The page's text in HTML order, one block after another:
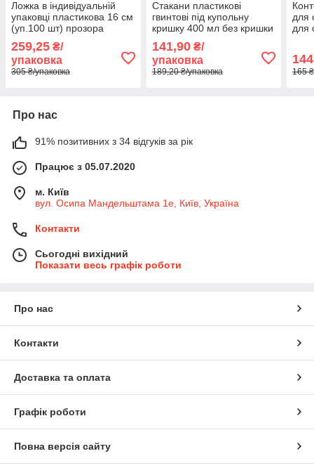
Ложка в індивідуальній
упаковці пластикова 16 см
(уп.100 шт) прозора
259,25 ₴/
упаковка
305 ₴/упаковка
Стакани пластикові
гвинтові під купольну
кришку 400 мл без кришки
141,90₴/
упаковка
189,20 ₴/упаковка
для
для
144
165
Про нас
91% позитивних з 34 відгуків за рік
Працює з 05.07.2020
м. Київ
вул. Осипа Мандельштама 1е, Київ, Україна
Контакти
Сьогодні вихідний
Показати весь графік роботи
Про нас
Контакти
Доставка та оплата
Графік роботи
Повна версія сайту